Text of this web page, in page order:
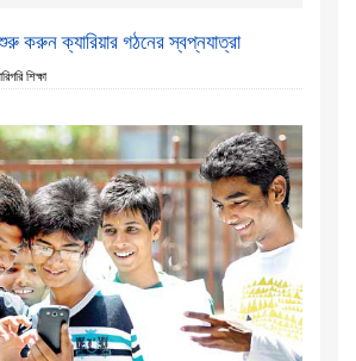
করুন ক্যারিয়ার গঠনের স্বপ্নযাত্রা
শিক্ষা